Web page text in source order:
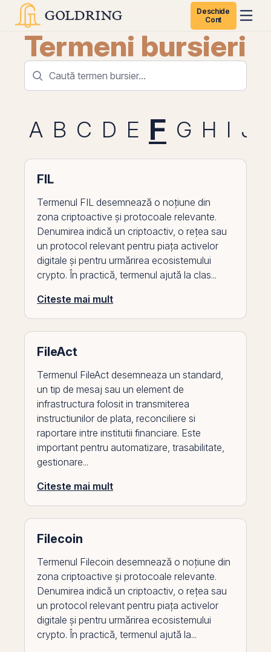
Deschide
Cont
Termeni bursieri
A B C D E F G H I J
FIL
Termenul FIL desemnează o noțiune din
zona criptoactive și protocoale relevante.
Denumirea indică un criptoactiv, o rețea sau
un protocol relevant pentru piața activelor
digitale și pentru urmărirea ecosistemului
crypto. În practică, termenul ajută la clas...
Citeste mai mult
FileAct
Termenul FileAct desemneaza un standard,
un tip de mesaj sau un element de
infrastructura folosit in transmiterea
instructiunilor de plata, reconciliere si
raportare intre institutii financiare. Este
important pentru automatizare, trasabilitate,
gestionare...
Citeste mai mult
Filecoin
Termenul Filecoin desemnează o noțiune din
zona criptoactive și protocoale relevante.
Denumirea indică un criptoactiv, o rețea sau
un protocol relevant pentru piața activelor
digitale și pentru urmărirea ecosistemului
crypto. În practică, termenul ajută la...